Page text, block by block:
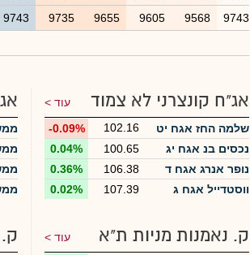
9743
9568
9605
9655
9735
9743
אג"ח קונצרני לא צמוד
עוד >
שלמה החז אגח יט
102.16
-0.09%
נכסים בנ אגח יג
100.65
0.04%
נופר אנרג אגח ד
106.38
0.36%
ווסטדייל אגח ג
107.39
0.02%
ק. נאמנות מניות ת"א
עוד >